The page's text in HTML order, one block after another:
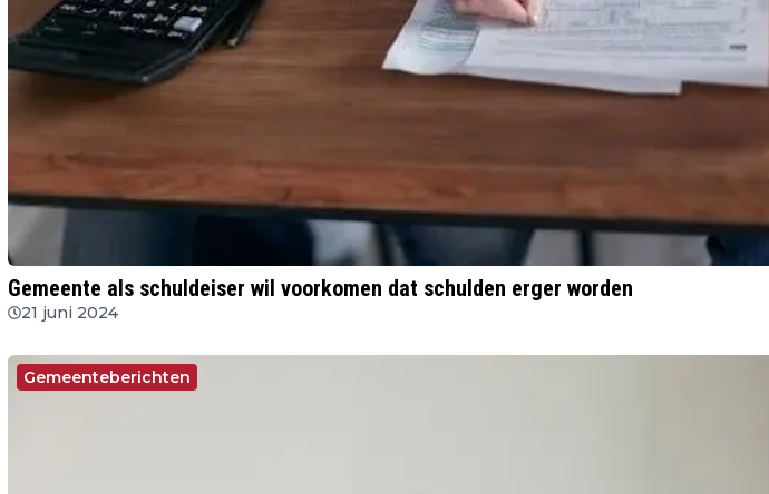
Gemeente als schuldeiser wil voorkomen dat schulden erger worden
21 juni 2024
Gemeenteberichten